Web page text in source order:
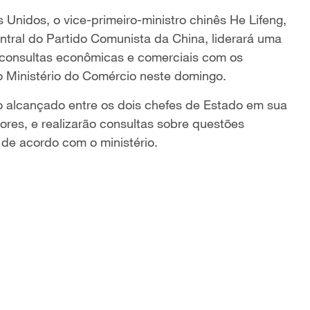
o vice-primeiro-ministro chinês He Lifeng,
do Partido Comunista da China, liderará uma
econômicas e comerciais com os
do Comércio neste domingo.
entre os dois chefes de Estado em sua
e realizarão consultas sobre questões
acordo com o ministério.